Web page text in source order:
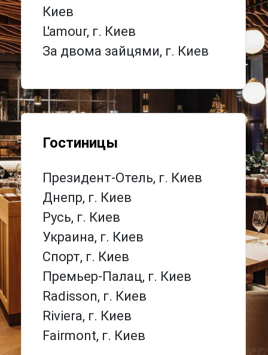
Киев
L'amour, г. Киев
За двома зайцями, г. Киев
Гостиницы
Президент-Отель, г. Киев
Днепр, г. Киев
Русь, г. Киев
Украина, г. Киев
Спорт, г. Киев
Премьер-Палац, г. Киев
Radisson, г. Киев
Riviera, г. Киев
Fairmont, г. Киев